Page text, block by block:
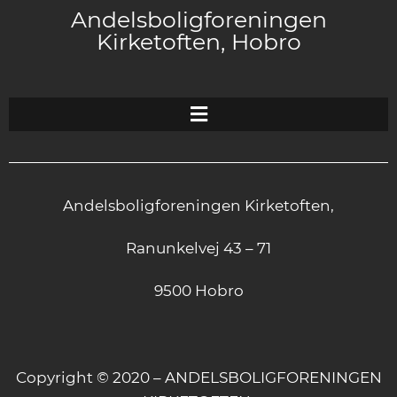
Andelsboligforeningen
Kirketoften, Hobro
Andelsboligforeningen Kirketoften,
Ranunkelvej 43 – 71
9500 Hobro
Copyright © 2020 – ANDELSBOLIGFORENINGEN